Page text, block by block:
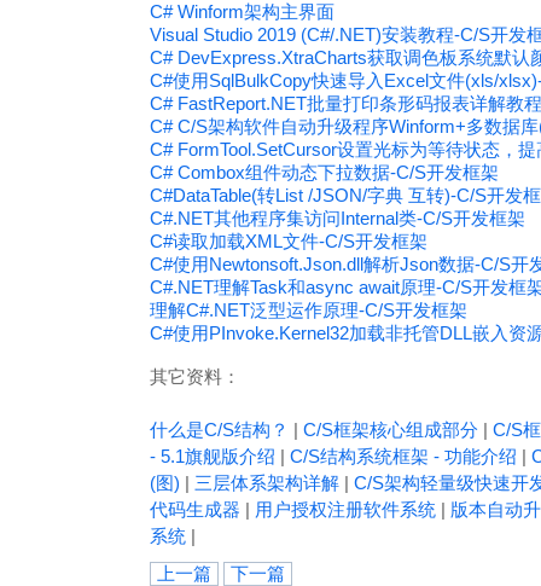
C# Winform架构主界面
Visual Studio 2019 (C#/.NET)安装教程-C/S开发
C# DevExpress.XtraCharts获取调色板系统默认
C#使用SqlBulkCopy快速导入Excel文件(xls/
C# FastReport.NET批量打印条形码报表详解教
C# C/S架构软件自动升级程序Winform+多数据
C# FormTool.SetCursor设置光标为等待状态，
C# Combox组件动态下拉数据-C/S开发框架
C#DataTable(转List /JSON/字典 互转)-C/S开发
C#.NET其他程序集访问Internal类-C/S开发框架
C#读取加载XML文件-C/S开发框架
C#使用Newtonsoft.Json.dll解析Json数据-C/S开
C#.NET理解Task和async await原理-C/S开发框
理解C#.NET泛型运作原理-C/S开发框架
C#使用PInvoke.Kernel32加载非托管DLL嵌入资
其它资料：
什么是C/S结构？ | C/S框架核心组成部分 | C/S
- 5.1旗舰版介绍 | C/S结构系统框架 - 功能介绍 |
(图) | 三层体系架构详解 | C/S架构轻量级快速开
代码生成器 | 用户授权注册软件系统 | 版本自动
系统 |
上一篇
下一篇